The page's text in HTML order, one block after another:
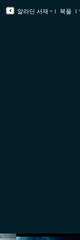
알라딘 서재 ｌ 북플 ｌ